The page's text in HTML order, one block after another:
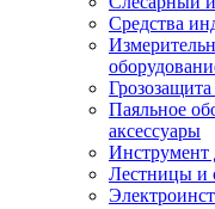
Средства
Паяльное
аксессуары
Инструмент
Лестницы и